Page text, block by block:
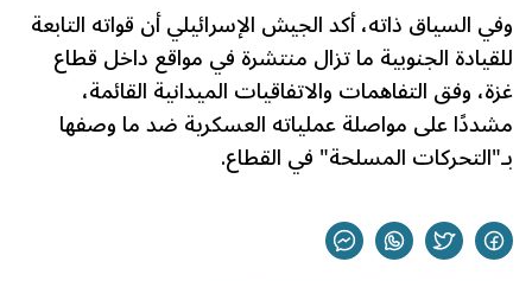
وفي السياق ذاته، أكد الجيش الإسرائيلي أن قواته التابعة
للقيادة الجنوبية ما تزال منتشرة في مواقع داخل قطاع
غزة، وفق التفاهمات والاتفاقيات الميدانية القائمة،
مشددًا على مواصلة عملياته العسكرية ضد ما وصفها
بـ"التحركات المسلحة" في القطاع.